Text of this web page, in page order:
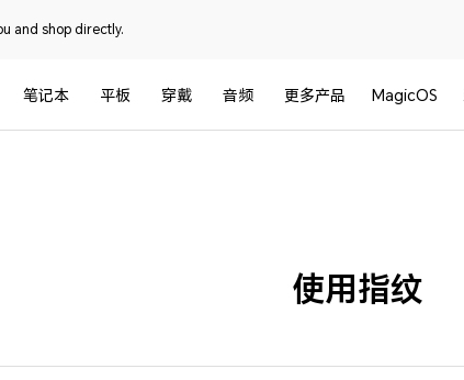
and shop directly.
笔记本 平板 穿戴 音频 更多产品 MagicOS
使用指纹